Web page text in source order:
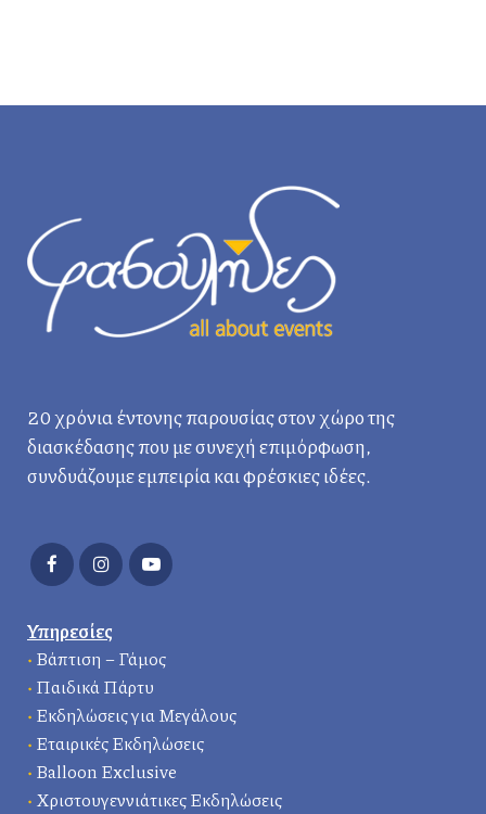
20 χρόνια έντονης παρουσίας στον χώρο της
διασκέδασης που με συνεχή επιμόρφωση,
συνδυάζουμε εμπειρία και φρέσκιες ιδέες.
Υπηρεσίες
• Βάπτιση – Γάμος
• Παιδικά Πάρτυ
• Εκδηλώσεις για Μεγάλους
• Εταιρικές Εκδηλώσεις
• Balloon Exclusive
• Χριστουγεννιάτικες Εκδηλώσεις